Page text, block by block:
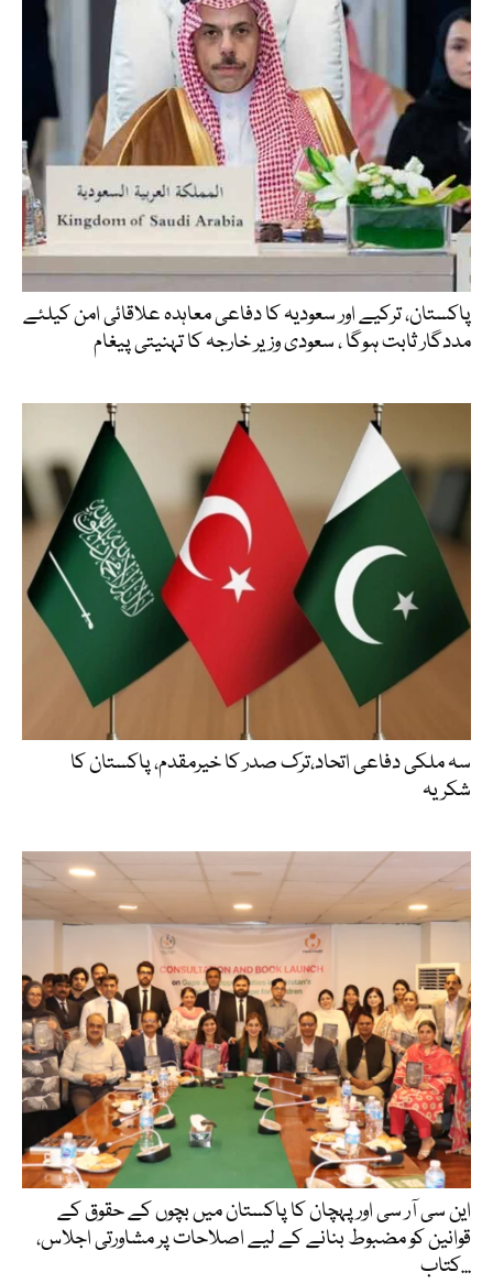
پاکستان، ترکیے اور سعودیہ کا دفاعی معاہدہ علاقائی امن کیلئے
مددگار ثابت ہوگا ، سعودی وزیر خارجہ کا تہنیتی پیغام
سہ ملکی دفاعی اتحاد،ترک صدر کا خیرمقدم، پاکستان کا
شکریہ
این سی آر سی اور پہچان کا پاکستان میں بچوں کے حقوق کے
قوانین کو مضبوط بنانے کے لیے اصلاحات پر مشاورتی اجلاس،
کتاب...